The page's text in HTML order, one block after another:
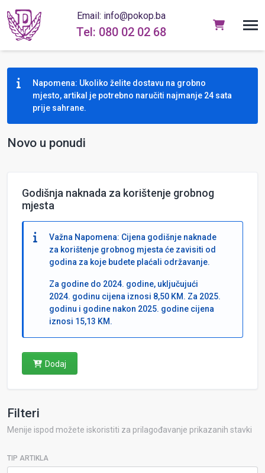
Email: info@pokop.ba
Tel: 080 02 02 68
Napomena: Ukoliko želite dostavu na grobno
mjesto, artikal je potrebno naručiti najmanje 24 sata
prije sahrane.
Novo u ponudi
Godišnja naknada za korištenje grobnog
mjesta
Važna Napomena: Cijena godišnje naknade
za korištenje grobnog mjesta će zavisiti od
godina za koje budete plaćali održavanje.
Za godine do 2024. godine, uključujući
2024. godinu cijena iznosi 8,50 KM. Za 2025.
godinu i godine nakon 2025. godine cijena
iznosi 15,13 KM.
Dodaj
Filteri
Menije ispod možete iskoristiti za prilagođavanje prikazanih stavki
TIP ARTIKLA